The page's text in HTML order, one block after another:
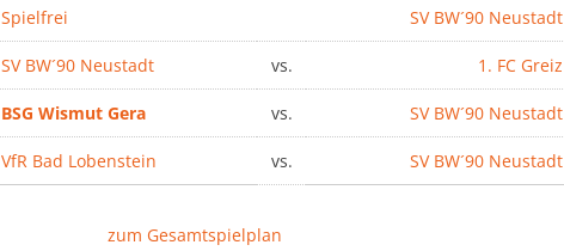
Spielfrei SV BW´90 Neustadt
SV BW´90 Neustadt vs. 1. FC Greiz
BSG Wismut Gera vs. SV BW´90 Neustadt
VfR Bad Lobenstein vs. SV BW´90 Neustadt
zum Gesamtspielplan